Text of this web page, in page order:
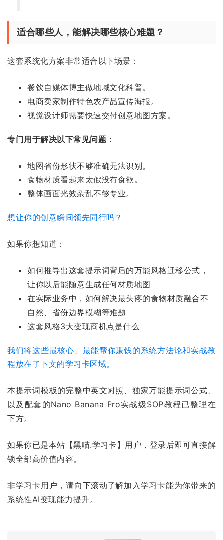
适合哪些人，能解决哪些核心难题？
这套系统化方案非常适合以下场景：
餐饮自媒体博主做地域文化科普。
电商卖家制作特色农产品宣传海报。
视觉设计师需要快速交付创意地图方案。
专门用于解决以下常见问题：
地图省份形状不够准确无法识别。
食物材质看起来太假没有食欲。
整体画面光效杂乱不够专业。
想让你的创意瞬间领先同行吗？
如果你想知道：
如何推导出这套提示词背后的万能风格迁移公式，
让你以后能随意生成任何材质地图
在实际业务中，如何解决最头疼的食物材质融合不
自然、省份边界模糊等难题
这套风格3大变现商机点是什么
我们将这些最核心、最能帮你赚钱的系统方法论和实战教
程放在了下文的学习卡区域。
本提示词模板的完整中英文对照、独家万能提示词公式、
以及配套的Nano Banana Pro实战级SOP教程已整理在
下方。
如果你已是本站【黑喵.学习卡】用户，登录后即可直接解
锁全部高价值内容。
非学习卡用户，请向下滚动了解加入学习卡能为你带来的
系统性AI变现能力提升。